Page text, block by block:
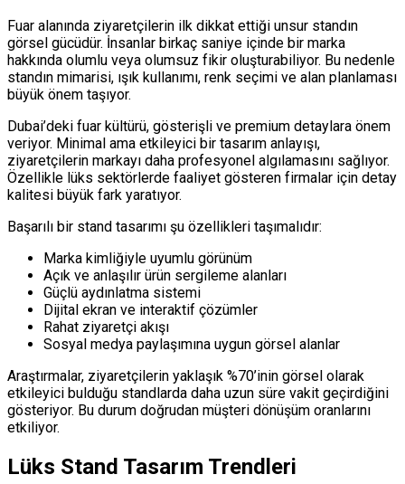
Fuar alanında ziyaretçilerin ilk dikkat ettiği unsur standın
görsel gücüdür. İnsanlar birkaç saniye içinde bir marka
hakkında olumlu veya olumsuz fikir oluşturabiliyor. Bu nedenle
standın mimarisi, ışık kullanımı, renk seçimi ve alan planlaması
büyük önem taşıyor.
Dubai’deki fuar kültürü, gösterişli ve premium detaylara önem
veriyor. Minimal ama etkileyici bir tasarım anlayışı,
ziyaretçilerin markayı daha profesyonel algılamasını sağlıyor.
Özellikle lüks sektörlerde faaliyet gösteren firmalar için detay
kalitesi büyük fark yaratıyor.
Başarılı bir stand tasarımı şu özellikleri taşımalıdır:
Marka kimliğiyle uyumlu görünüm
Açık ve anlaşılır ürün sergileme alanları
Güçlü aydınlatma sistemi
Dijital ekran ve interaktif çözümler
Rahat ziyaretçi akışı
Sosyal medya paylaşımına uygun görsel alanlar
Araştırmalar, ziyaretçilerin yaklaşık %70’inin görsel olarak
etkileyici bulduğu standlarda daha uzun süre vakit geçirdiğini
gösteriyor. Bu durum doğrudan müşteri dönüşüm oranlarını
etkiliyor.
Lüks Stand Tasarım Trendleri